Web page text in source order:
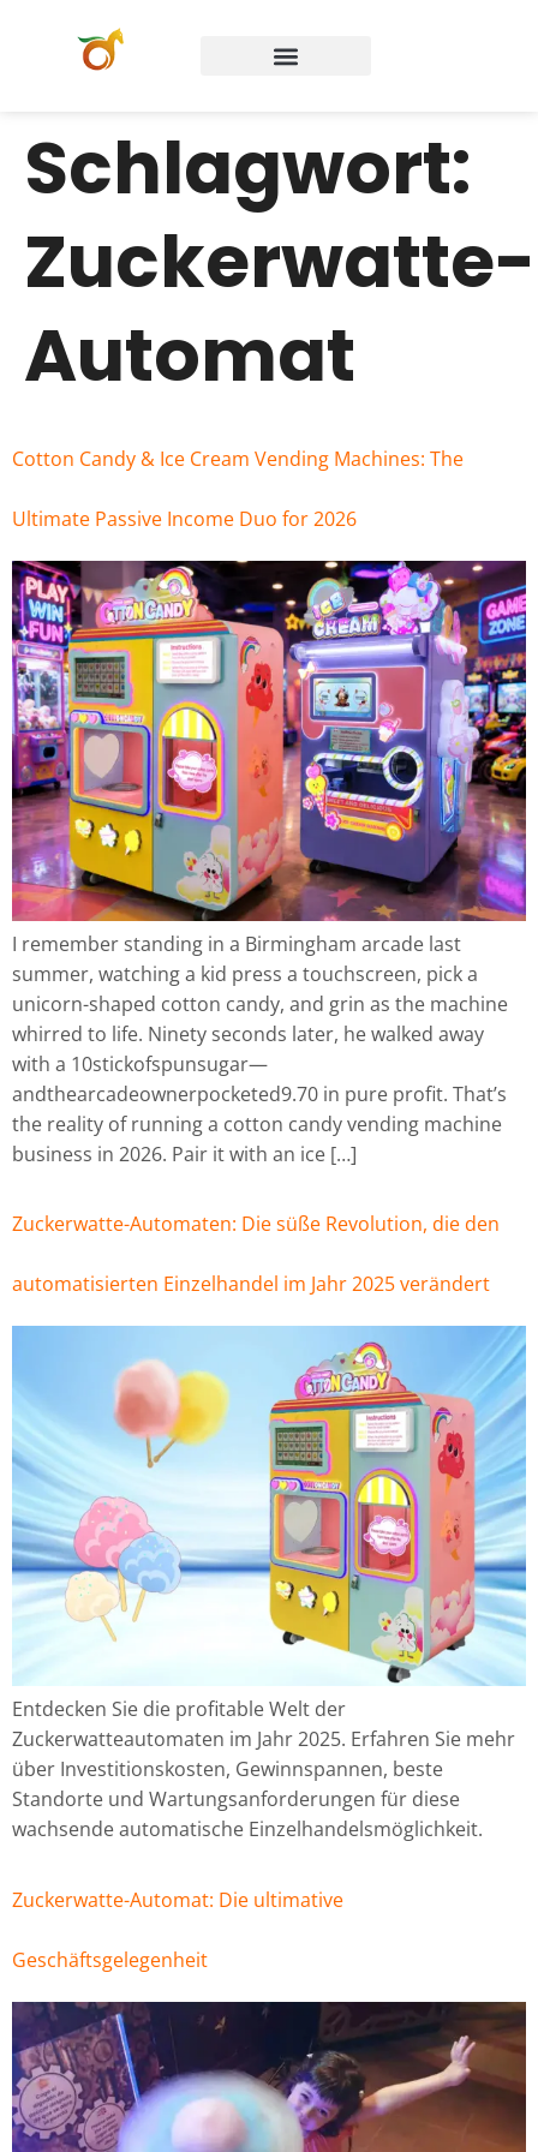
Schlagwort:
Zuckerwatte-
Automat
Cotton Candy & Ice Cream Vending Machines: The
Ultimate Passive Income Duo for 2026
I remember standing in a Birmingham arcade last
summer, watching a kid press a touchscreen, pick a
unicorn-shaped cotton candy, and grin as the machine
whirred to life. Ninety seconds later, he walked away
with a 10stickofspunsugar—
andthearcadeownerpocketed9.70 in pure profit. That’s
the reality of running a cotton candy vending machine
business in 2026. Pair it with an ice […]
Zuckerwatte-Automaten: Die süße Revolution, die den
automatisierten Einzelhandel im Jahr 2025 verändert
Entdecken Sie die profitable Welt der
Zuckerwatteautomaten im Jahr 2025. Erfahren Sie mehr
über Investitionskosten, Gewinnspannen, beste
Standorte und Wartungsanforderungen für diese
wachsende automatische Einzelhandelsmöglichkeit.
Zuckerwatte-Automat: Die ultimative
Geschäftsgelegenheit